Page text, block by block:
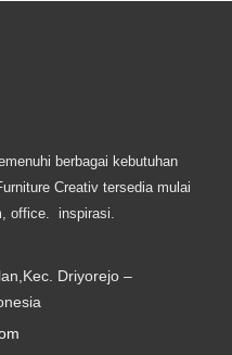
berbagai kebutuhan
Creativ tersedia mulai
office. inspirasi.
Driyorejo –